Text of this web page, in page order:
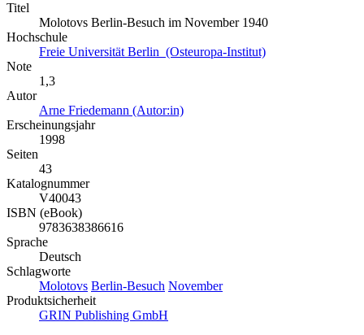
Titel
Molotovs Berlin-Besuch im November 1940
Hochschule
Freie Universität Berlin (Osteuropa-Institut)
Note
1,3
Autor
Arne Friedemann (Autor:in)
Erscheinungsjahr
1998
Seiten
43
Katalognummer
V40043
ISBN (eBook)
9783638386616
Sprache
Deutsch
Schlagworte
Molotovs Berlin-Besuch November
Produktsicherheit
GRIN Publishing GmbH